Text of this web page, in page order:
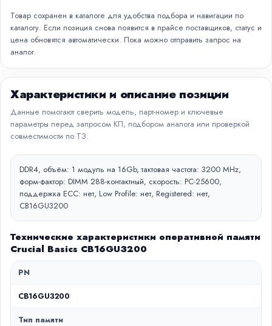
Товар сохранен в каталоге для удобства подбора и навигации по
каталогу. Если позиция снова появится в прайсе поставщиков, статус и
цена обновятся автоматически. Пока можно отправить запрос на
аналог.
Характеристики и описание позиции
Данные помогают сверить модель, парт-номер и ключевые
параметры перед запросом КП, подбором аналога или проверкой
совместимости по ТЗ.
DDR4, объём: 1 модуль на 16Gb, тактовая частота: 3200 MHz,
форм-фактор: DIMM 288-контактный, скорость: PC-25600,
поддержка ECC: нет, Low Profile: нет, Registered: нет,
CB16GU3200
Технические характеристики оперативной памяти
Crucial Basics CB16GU3200
PN
CB16GU3200
Тип памяти